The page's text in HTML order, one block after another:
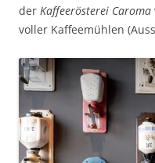
der Kaffeerösterei Caroma
voller Kaffeemühlen